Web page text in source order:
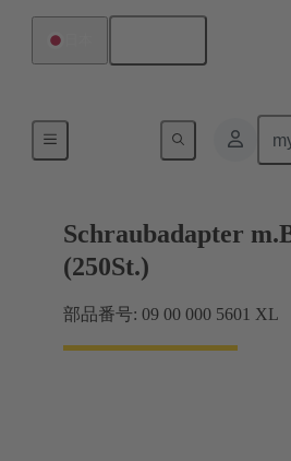
シールドフレーム グリップ
Schraubadapter
(250St.)
部品番号: 09 00 000 5601 XL